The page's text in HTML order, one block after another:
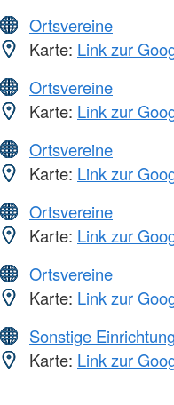
Ortsvereine
Karte: Link zur
Ortsvereine
Karte: Link zur
Ortsvereine
Karte: Link zur
Ortsvereine
Karte: Link zur
Ortsvereine
Karte: Link zur
Sonstige
Karte: Link zur